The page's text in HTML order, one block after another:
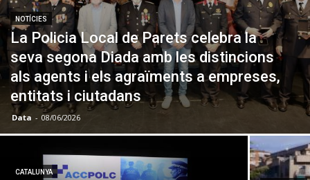
NOTÍCIES
La Policia Local de Parets celebra la
seva segona Diada amb les distincions
als agents i els agraïments a empreses,
entitats i ciutadans
Data - 08/06/2026
CATALUNYA